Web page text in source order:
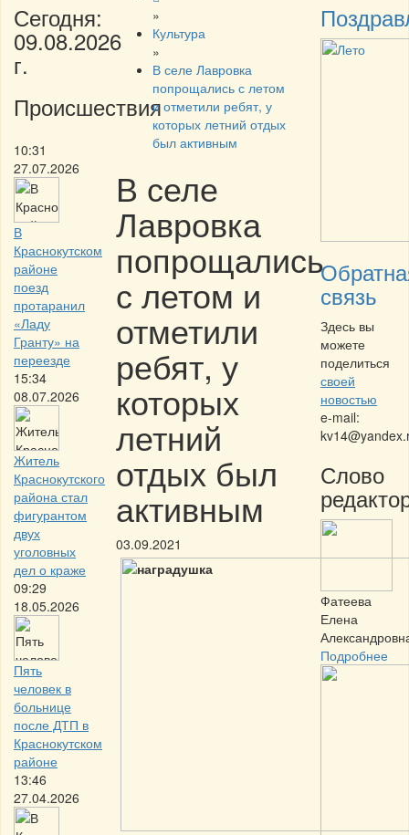
Сегодня:
09.08.2026
г.
Происшествия
10:31
27.07.2026
В
Краснокутском
районе
поезд
протаранил
«Ладу
Гранту» на
переезде
15:34
08.07.2026
Житель
Краснокутского
района стал
фигурантом
двух
уголовных
дел о краже
09:29
18.05.2026
Пять
человек в
больнице
после ДТП в
Краснокутском
районе
13:46
27.04.2026
»
Культура
»
В селе Лавровка
попрощались с летом
и отметили ребят, у
которых летний отдых
был активным
В селе
Лавровка
попрощались
с летом и
отметили
ребят, у
которых
летний
отдых был
активным
03.09.2021
связь
Здесь вы
можете
поделиться
своей
новостью
e-mail:
Слово
Фатеева
Елена
Подробнее